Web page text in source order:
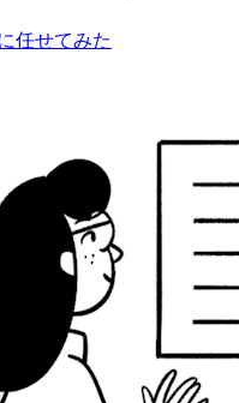
任せてみた